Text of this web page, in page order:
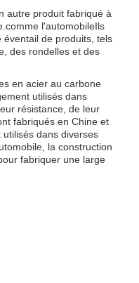
autre produit fabriqué à
l'automobileIls
de produits, tels
des rondelles et des
en acier au carbone
utilisés dans
résistance, de leur
fabriqués en Chine et
dans diverses
la construction
fabriquer une large